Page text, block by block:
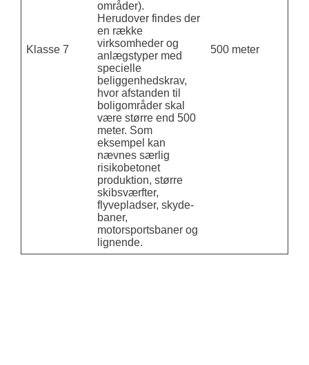
Klasse 7
områder).
Herudover findes der
en række
virksomheder og
anlægstyper med
specielle
beliggenhedskrav,
hvor afstanden til
boligområder skal
være større end 500
meter. Som
eksempel kan
nævnes særlig
risikobetonet
produktion, større
skibsværfter,
flyvepladser, skyde-
baner,
motorsportsbaner og
lignende.
500 meter